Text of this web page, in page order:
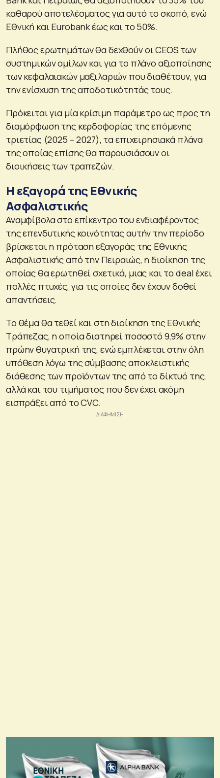
καθαρού αποτελέσματος για αυτό το σκοπό, ενώ
Εθνική και Eurobank έως και το 50%.
Πλήθος ερωτημάτων θα δεχθούν οι CEOS των
συστημικών ομίλων και για το πλάνο αξιοποίησης
των κεφαλαιακών μαξιλαριών που διαθέτουν, για
την ενίσχυση της αποδοτικότητάς τους.
Πρόκειται για μία κρίσιμη παράμετρο ως προς τη
διαμόρφωση της κερδοφορίας της επόμενης
τριετίας (2025 – 2027), τα επιχειρησιακά πλάνα
της οποίας επίσης θα παρουσιάσουν οι
διοικήσεις των τραπεζών.
Η εξαγορά της Εθνικής
Ασφαλιστικής
Αναμφίβολα στο επίκεντρο του ενδιαφέροντος
της επενδυτικής κοινότητας αυτήν την περίοδο
βρίσκεται η πρόταση εξαγοράς της Εθνικής
Ασφαλιστικής από την Πειραιώς, η διοίκηση της
οποίας θα ερωτηθεί σχετικά, μιας και το deal έχει
πολλές πτυχές, για τις οποίες δεν έχουν δοθεί
απαντήσεις.
Το θέμα θα τεθεί και στη διοίκηση της Εθνικής
Τράπεζας, η οποία διατηρεί ποσοστό 9,9% στην
πρώην θυγατρική της, ενώ εμπλέκεται στην όλη
υπόθεση λόγω της σύμβασης αποκλειστικής
διάθεσης των προϊόντων της από το δίκτυό της,
αλλά και του τιμήματος που δεν έχει ακόμη
εισπράξει από το CVC.